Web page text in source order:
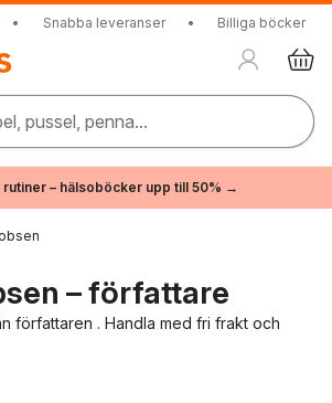
• Snabba leveranser • Billiga böcker
pussel, penna...
rutiner – hälsoböcker upp till 50% →
– författare
författaren . Handla med fri frakt och